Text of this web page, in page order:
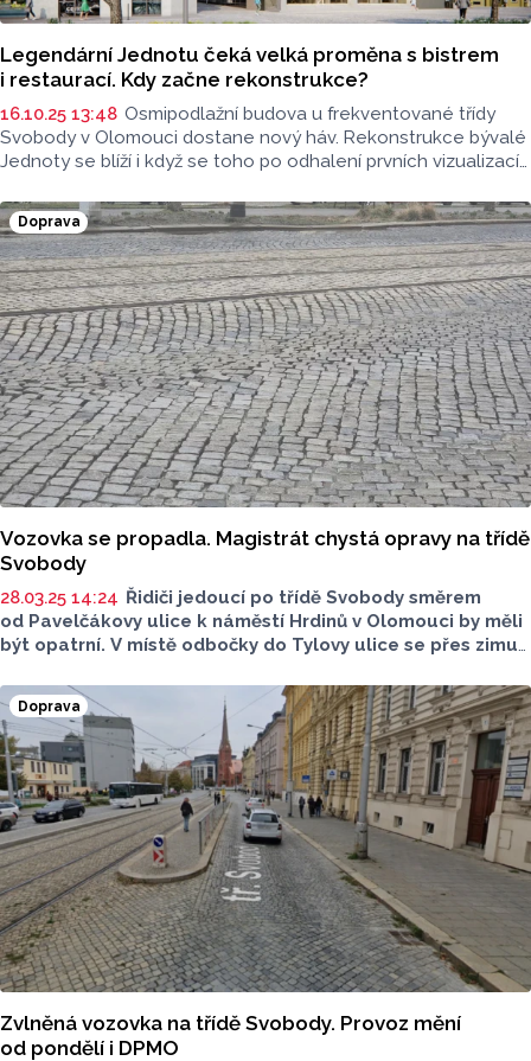
Legendární Jednotu čeká velká proměna s bistrem
i restaurací. Kdy začne rekonstrukce?
16.10.25 13:48 Osmipodlažní budova u frekventované třídy
Svobody v Olomouci dostane nový háv. Rekonstrukce bývalé
Jednoty se blíží i když se toho po odhalení prvních vizualizací
přestavba, co se zkomplikovalo a co bude součástí budovy.
Doprava
Vozovka se propadla. Magistrát chystá opravy na třídě
Svobody
28.03.25 14:24 Řidiči jedoucí po třídě Svobody směrem
od Pavelčákovy ulice k náměstí Hrdinů v Olomouci by měli
být opatrní. V místě odbočky do Tylovy ulice se přes zimu
Doprava
Zvlněná vozovka na třídě Svobody. Provoz mění
od pondělí i DPMO